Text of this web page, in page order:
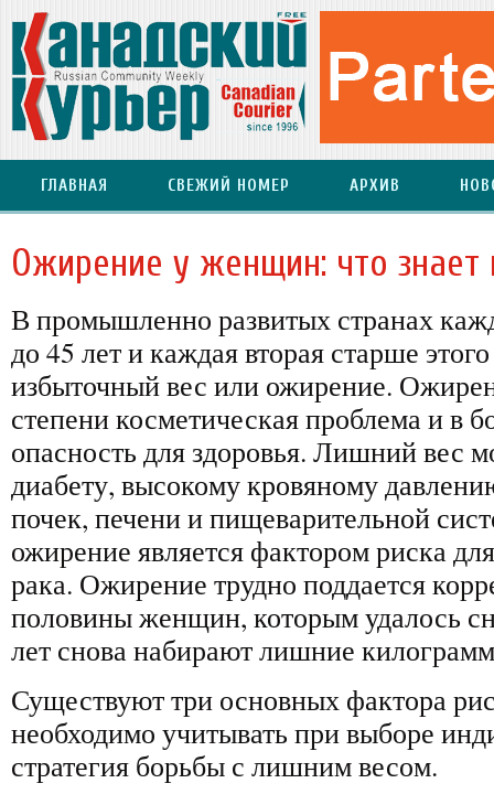
ГЛАВНАЯ СВЕЖИЙ НОМЕР АРХИВ
Ожирение у женщин: что знает
В промышленно развитых странах
до 45 лет и каждая вторая старше
избыточный вес или ожирение.
степени косметическая проблема и в
опасность для здоровья. Лишний вес
диабету, высокому кровяному
почек, печени и пищеварительной
ожирение является фактором риска
рака. Ожирение трудно поддается
половины женщин, которым удалось
лет снова набирают лишние
Существуют три основных фактора
необходимо учитывать при выборе
стратегия борьбы с лишним весом.